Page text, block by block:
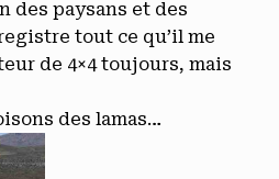
des paysans et des
tout ce qu’il me
de 4×4 toujours, mais
des lamas…